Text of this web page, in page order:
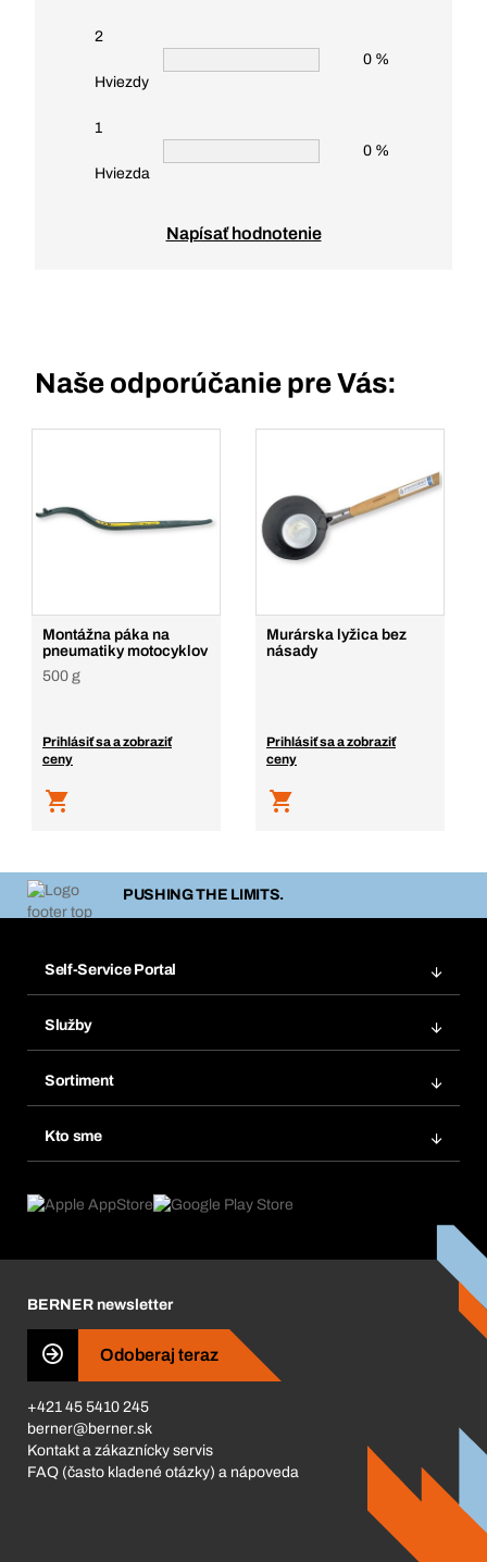
2
Hviezdy
0 %
1
Hviezda
0 %
Napísať hodnotenie
Naše odporúčanie pre Vás:
Montážna páka na
pneumatiky motocyklov
500 g
Prihlásiť sa a zobraziť
ceny
Murárska lyžica bez
násady
Prihlásiť sa a zobraziť
ceny
PUSHING THE LIMITS.
Self-Service Portal
Obľúbené
Opakované objednávky
Predplatné
Služby
Chemická databáza
eProcurement
Produktový poradca
Sortiment
Kto sme
Čo nás poháňa
Business Conduct
BERNER newsletter
Odoberaj teraz
+421 45 5410 245
berner@berner.sk
Kontakt a zákaznícky servis
FAQ (často kladené otázky) a nápoveda